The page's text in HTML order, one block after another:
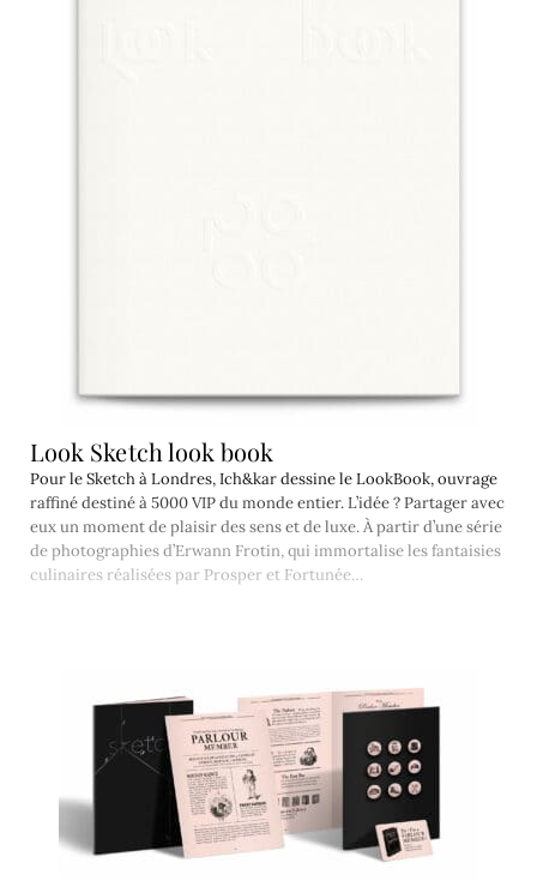
Look Sketch look book
Pour le Sketch à Londres, Ich&kar dessine le LookBook, ouvrage
raffiné destiné à 5000 VIP du monde entier. L’idée ? Partager avec
eux un moment de plaisir des sens et de luxe. À partir d’une série
de photographies d’Erwann Frotin, qui immortalise les fantaisies
culinaires réalisées par Prosper et Fortunée…